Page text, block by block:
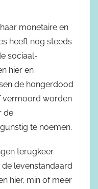
monetaire en
heeft nog steeds
sociaal-
hier en
de hongerdood
vermoord worden
de
te noemen.
terugkeer
levenstandaard
hier, min of meer